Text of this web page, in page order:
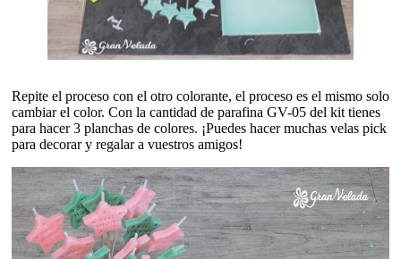
Repite el proceso con el otro colorante, el proceso es el mismo solo
cambiar el color. Con la cantidad de parafina GV-05 del kit tienes
para hacer 3 planchas de colores. ¡Puedes hacer muchas velas pick
para decorar y regalar a vuestros amigos!